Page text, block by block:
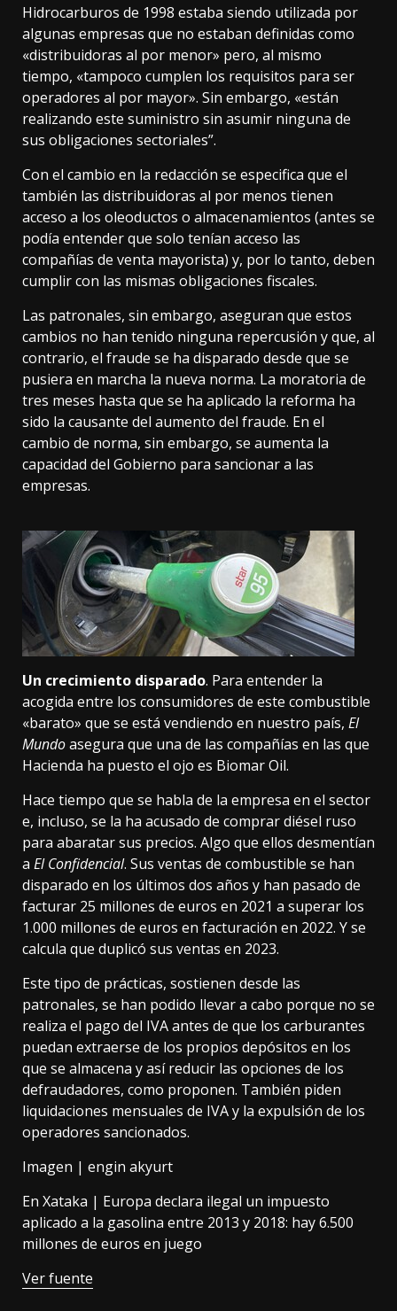
Hidrocarburos de 1998 estaba siendo utilizada por
algunas empresas que no estaban definidas como
«distribuidoras al por menor» pero, al mismo
tiempo, «tampoco cumplen los requisitos para ser
operadores al por mayor». Sin embargo, «están
realizando este suministro sin asumir ninguna de
sus obligaciones sectoriales”.
Con el cambio en la redacción se especifica que el
también las distribuidoras al por menos tienen
acceso a los oleoductos o almacenamientos (antes se
podía entender que solo tenían acceso las
compañías de venta mayorista) y, por lo tanto, deben
cumplir con las mismas obligaciones fiscales.
Las patronales, sin embargo, aseguran que estos
cambios no han tenido ninguna repercusión y que, al
contrario, el fraude se ha disparado desde que se
pusiera en marcha la nueva norma. La moratoria de
tres meses hasta que se ha aplicado la reforma ha
sido la causante del aumento del fraude. En el
cambio de norma, sin embargo, se aumenta la
capacidad del Gobierno para sancionar a las
empresas.
Un crecimiento disparado. Para entender la
acogida entre los consumidores de este combustible
«barato» que se está vendiendo en nuestro país, El
Mundoasegura que una de las compañías en las que
Hacienda ha puesto el ojo es Biomar Oil.
Hace tiempo que se habla de la empresa en el sector
e, incluso, se la ha acusado de comprar diésel ruso
para abaratar sus precios. Algo que ellos desmentían
a El Confidencial. Sus ventas de combustible se han
disparado en los últimos dos años y han pasado de
facturar 25 millones de euros en 2021 a superar los
1.000 millones de euros en facturación en 2022. Y se
calcula que duplicó sus ventas en 2023.
Este tipo de prácticas, sostienen desde las
patronales, se han podido llevar a cabo porque no se
realiza el pago del IVA antes de que los carburantes
puedan extraerse de los propios depósitos en los
que se almacena y así reducir las opciones de los
defraudadores, como proponen. También piden
liquidaciones mensuales de IVA y la expulsión de los
operadores sancionados.
Imagen | engin akyurt
En Xataka | Europa declara ilegal un impuesto
aplicado a la gasolina entre 2013 y 2018: hay 6.500
millones de euros en juego
Ver fuente